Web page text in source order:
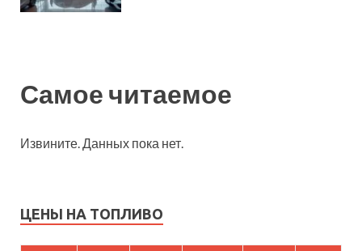
Самое читаемое
Извините. Данных пока нет.
ЦЕНЫ НА ТОПЛИВО